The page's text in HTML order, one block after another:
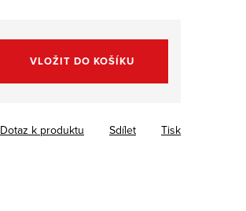
VLOŽIT DO KOŠÍKU
Tisk
Dotaz k produktu Sdílet